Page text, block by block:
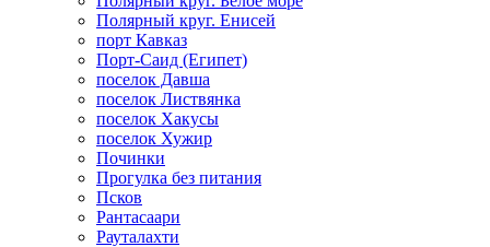
Полярный круг. Енисей
порт Кавказ
Порт-Саид (Египет)
поселок Давша
поселок Листвянка
поселок Хакусы
поселок Хужир
Починки
Прогулка без питания
Псков
Рантасаари
Рауталахти